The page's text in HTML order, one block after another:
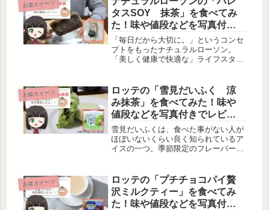
ィラミスパンケーキを紹介します。マ
スカ...
お茶スイーツ
タスSOY 抹茶」を食べてみ
た！味や値段などを写真付き
でレビュー！【写真付き】
「毎日だから大切に。」というコンセ
プトをもったナチュラルローソン。
「美しく健康で快適な」ライフスタイ
んでいます。今回は、PALETASのフ
ローズンフルーツバー「パレタス
S...
お茶スイーツ
ロッテの「雪見だいふく 涼
み抹茶」を食べてみた！味や
値段などを写真付きでレビュ
ー！
雪見だいふくは、食べた事がない人が
ほぼいないくらい良く知られているア
イスの一つ。季節限定のフレーバーも
ーバーが存在しています。今回は春夏
限定フレーバー涼み抹茶味について写
真を...
お茶スイーツ
ロッテの「プチチョコパイ贅
沢ミルクティー」を食べてみ
た！味や値段などを写真付き